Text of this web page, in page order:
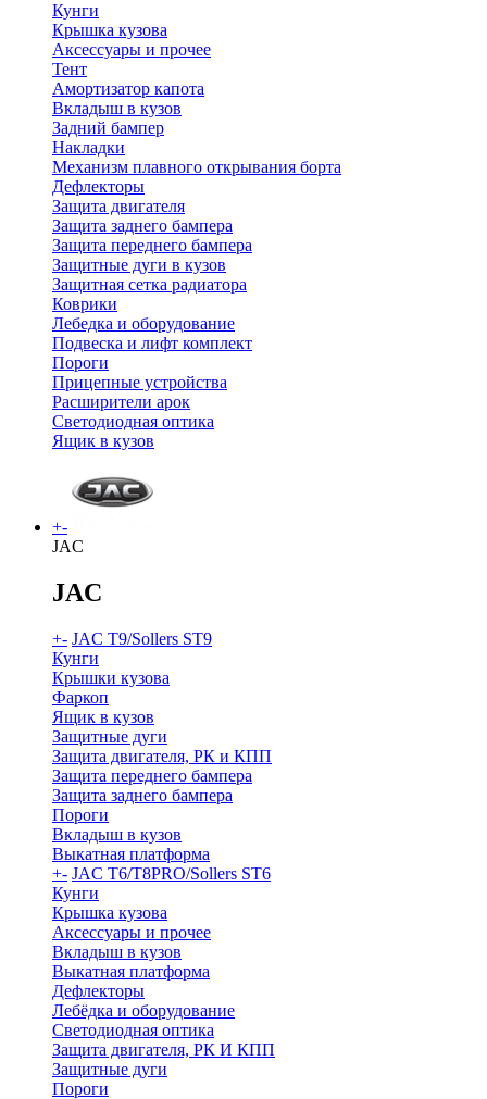
Кунги
Крышка кузова
Аксессуары и прочее
Тент
Амортизатор капота
Вкладыш в кузов
Задний бампер
Накладки
Механизм плавного открывания борта
Дефлекторы
Защита двигателя
Защита заднего бампера
Защита переднего бампера
Защитные дуги в кузов
Защитная сетка радиатора
Коврики
Лебедка и оборудование
Подвеска и лифт комплект
Пороги
Прицепные устройства
Расширители арок
Светодиодная оптика
Ящик в кузов
+-
JAC
JAC
+- JAC T9/Sollers ST9
Кунги
Крышки кузова
Фаркоп
Ящик в кузов
Защитные дуги
Защита двигателя, РК и КПП
Защита переднего бампера
Защита заднего бампера
Пороги
Вкладыш в кузов
Выкатная платформа
+- JAC T6/T8PRO/Sollers ST6
Кунги
Крышка кузова
Аксессуары и прочее
Вкладыш в кузов
Выкатная платформа
Дефлекторы
Лебёдка и оборудование
Светодиодная оптика
Защита двигателя, РК И КПП
Защитные дуги
Пороги